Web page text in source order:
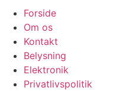
Forside
Om os
Kontakt
Belysning
Elektronik
Privatlivspolitik